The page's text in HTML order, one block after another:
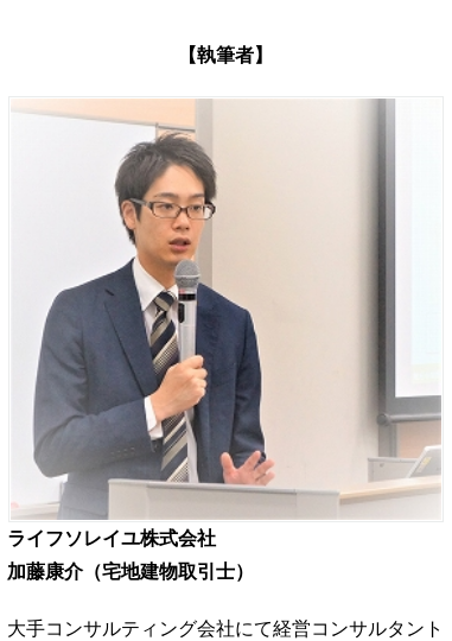
【執筆者】
ライフソレイユ株式会社
加藤康介（宅地建物取引士）
大手コンサルティング会社にて経営コンサルタント